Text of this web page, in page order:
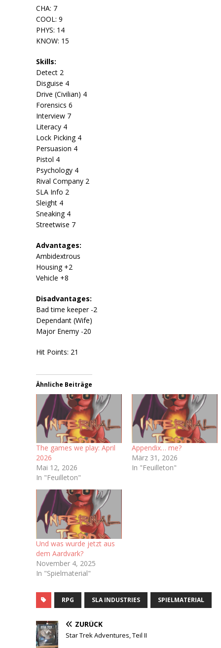
CHA: 7
COOL: 9
PHYS: 14
KNOW: 15
Skills:
Detect 2
Disguise 4
Drive (Civilian) 4
Forensics 6
Interview 7
Literacy 4
Lock Picking 4
Persuasion 4
Pistol 4
Psychology 4
Rival Company 2
SLA Info 2
Sleight 4
Sneaking 4
Streetwise 7
Advantages:
Ambidextrous
Housing +2
Vehicle +8
Disadvantages:
Bad time keeper -2
Dependant (Wife)
Major Enemy -20
Hit Points: 21
Ähnliche Beiträge
The games we play: April
2026
Mai 12, 2026
In "Feuilleton"
Appendix… me?
März 31, 2026
In "Feuilleton"
Und was wurde jetzt aus
dem Aardvark?
November 4, 2025
In "Spielmaterial"
RPG SLA INDUSTRIES SPIELMATERIAL
ZURÜCK
Star Trek Adventures, Teil II